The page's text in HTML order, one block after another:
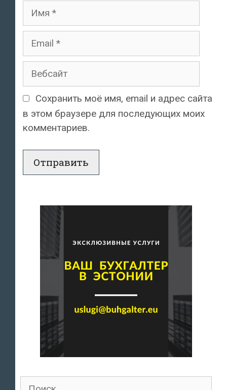
Имя
Email
Вебсайт
Сохранить моё имя, email и адрес сайта
в этом браузере для последующих моих
комментариев.
Поиск